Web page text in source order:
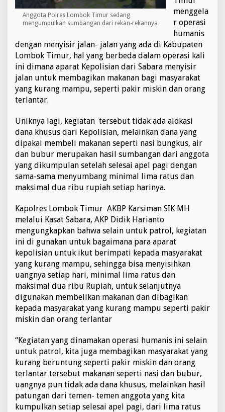
W
a
r
a
Anggota Polres Lombok Timur sedang
mengumpulkan sumbangan dari rekan-rekannya
menggela
r operasi
humanis
dengan menyisir jalan- jalan yang ada di Kabupaten
Lombok Timur, hal yang berbeda dalam operasi kali
ini dimana aparat Kepolisian dari Sabara menyisir
jalan untuk membagikan makanan bagi masyarakat
yang kurang mampu, seperti pakir miskin dan orang
terlantar.
Uniknya lagi, kegiatan tersebut tidak ada alokasi
dana khusus dari Kepolisian, melainkan dana yang
dipakai membeli makanan seperti nasi bungkus, air
dan bubur merupakan hasil sumbangan dari anggota
yang dikumpulan setelah selesai apel pagi dengan
sama-sama menyumbang minimal lima ratus dan
maksimal dua ribu rupiah setiap harinya.
Kapolres Lombok Timur AKBP Karsiman SIK MH
melalui Kasat Sabara, AKP Didik Harianto
mengungkapkan bahwa selain untuk patrol, kegiatan
ini di gunakan untuk bagaimana para aparat
kepolisian untuk ikut berimpati kepada masyarakat
yang kurang mampu, sehingga bisa menyisihkan
uangnya setiap hari, minimal lima ratus dan
maksimal dua ribu Rupiah, untuk selanjutnya
digunakan membelikan makanan dan dibagikan
kepada masyarakat yang kurang mampu seperti pakir
miskin dan orang terlantar
“Kegiatan yang dinamakan operasi humanis ini selain
untuk patrol, kita juga membagikan masyarakat yang
kurang beruntung seperti pakir miskin dan orang
terlantar tersebut makanan seperti nasi dan bubur,
uangnya pun tidak ada dana khusus, melainkan hasil
patungan dari temen- temen anggota yang kita
kumpulkan setiap selesai apel pagi, dari lima ratus